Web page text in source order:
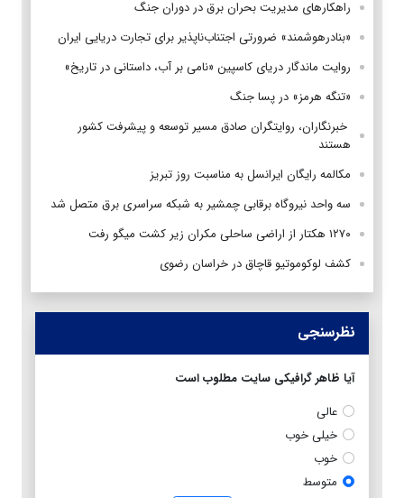
راهکارهای مدیریت بحران برق در دوران جنگ
«بنادرهوشمند» ضرورتی اجتناب‌ناپذیر برای تجارت دریایی ایران
روایت ماندگار دریای کاسپین «نامی بر آب، داستانی در تاریخ»
«تنگه هرمز» در پسا جنگ
‌ خبرنگاران، روایتگران صادق مسیر توسعه و پیشرفت کشور
هستند
مکالمه رایگان ایرانسل به مناسبت روز تبریز
سه واحد نیروگاه برقابی چمشیر به شبکه سراسری برق متصل شد
۱۲۷۰ هکتار از اراضی ساحلی مکران زیر کشت میگو رفت
کشف لوکوموتیو قاچاق در خراسان رضوی
نظرسنجی
آیا ظاهر گرافیکی سایت مطلوب است
عالی
خیلی خوب
خوب
متوسط